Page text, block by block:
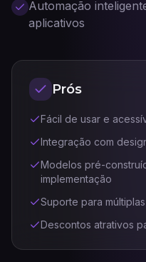
Automação
aplicativos
Prós
Fácil de usar e
Integração com
Modelos pré-
implementação
Suporte para
Descontos atrativos